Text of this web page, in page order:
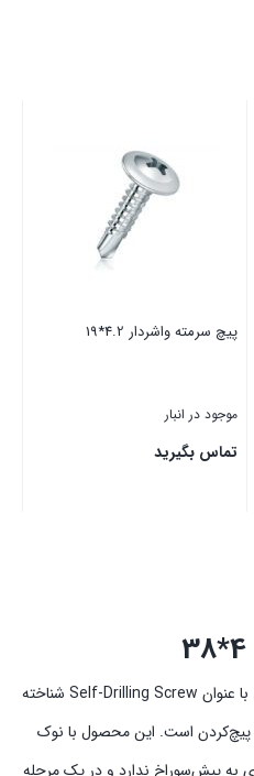
پیچ سرمته واشردار 4.2*19
موجود در انبار
تماس بگیرید
پیچ سرمته‌ای، که در منابع بین‌المللی با عنوان Self-Drilling Screw شناخته
و پیچ‌‌کردن است. این محصول با نوک
به پیش‌سوراخ ندارد و در یک مرحله